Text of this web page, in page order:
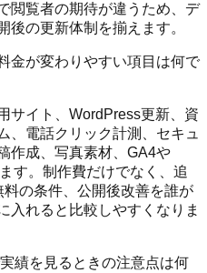
閲覧者の期待が違うため、デ
後の更新体制を揃えます。
金が変わりやすい項目は何で
サイト、WordPress更新、資
、電話クリック計測、セキュ
作成、写真素材、GA4や
す。制作費だけでなく、追
の条件、公開後改善を誰が
入れると比較しやすくなりま
績を見るときの注意点は何